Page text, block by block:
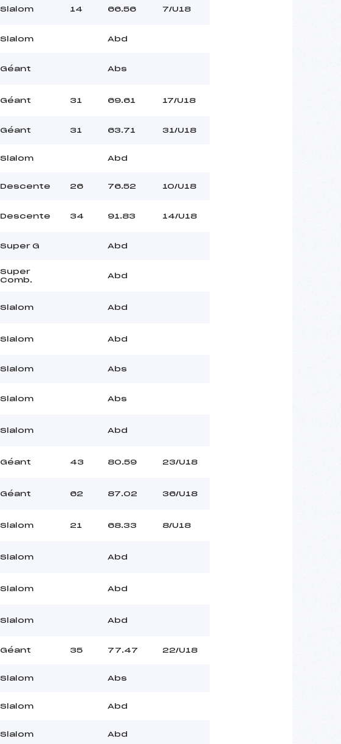
Slalom 14 66.56 7/U18
Slalom Abd
Géant Abs
Géant 31 69.61 17/U18
Géant 31 63.71 31/U18
Slalom Abd
Descente 26 76.52 10/U18
Descente 34 91.83 14/U18
Super G Abd
Super
Comb.
Abd
Slalom Abd
Slalom Abd
Slalom Abs
Slalom Abs
Slalom Abd
Géant 43 80.59 23/U18
Géant 62 87.02 36/U18
Slalom 21 68.33 8/U18
Slalom Abd
Slalom Abd
Slalom Abd
Géant 35 77.47 22/U18
Slalom Abs
Slalom Abd
Slalom Abd